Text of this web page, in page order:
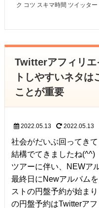
ク コツ スキマ時間 ツイッター
Twitterアフィリエ
トしやすいネタ
ことが重要
2022.05.13 2022.05.13
社会がだいぶ回ってき
結構でてきましたね
ツアーに伴い、NEWア
最終日にNewアルバム
ストの円盤予約が始ま
の円盤予約はTwitterア